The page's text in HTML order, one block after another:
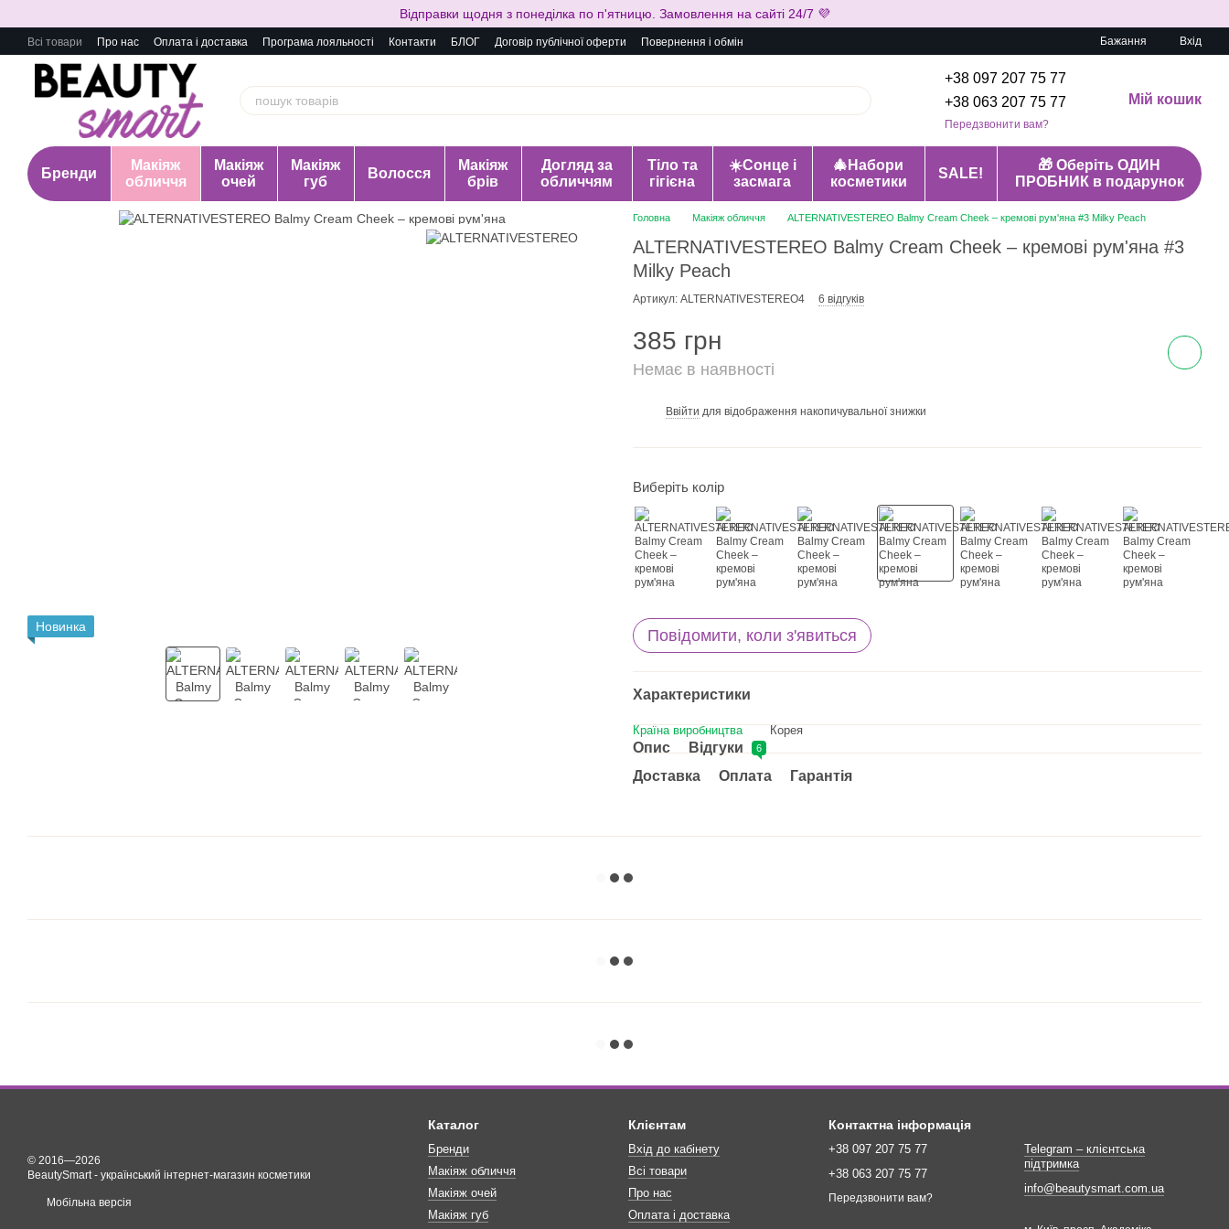
Відправки щодня з понеділка по п'ятницю. Замовлення на сайті 24/7 💜
Всі товари Про нас Оплата і доставка Програма лояльності Контакти БЛОГ Договір публічної оферти Повернення і обмін Бажання Вхід
+38 097 207 75 77
+38 063 207 75 77
Передзвонити вам?
Мій кошик
Бренди
Макіяж
обличчя
Макіяж
очей
Макіяж
губ
Волосся
Макіяж
брів
Догляд за
обличчям
Тіло та
гігієна
☀️Сонце і
засмага
🎄Набори
косметики
SALE!
🎁 Оберіть ОДИН
ПРОБНИК в подарунок
Новинка
Головна Макіяж обличчя ALTERNATIVESTEREO Balmy Cream Cheek – кремові рум'яна #3 Milky Peach
ALTERNATIVESTEREO Balmy Cream Cheek – кремові рум'яна #3
Milky Peach
Артикул: ALTERNATIVESTEREO4 6 відгуків
385 грн
Немає в наявності
Ввійти для відображення накопичувальної знижки
Виберіть колір
Повідомити, коли з'явиться
Характеристики
Країна виробництва Корея
Опис Відгуки 6
Доставка Оплата Гарантія
© 2016—2026
BeautySmart - український інтернет-магазин косметики
Мобільна версія
Каталог
Бренди
Макіяж обличчя
Макіяж очей
Макіяж губ
Клієнтам
Вхід до кабінету
Всі товари
Про нас
Оплата і доставка
Контактна інформація
+38 097 207 75 77
+38 063 207 75 77
Передзвонити вам?
Telegram – клієнтська
підтримка
info@beautysmart.com.ua